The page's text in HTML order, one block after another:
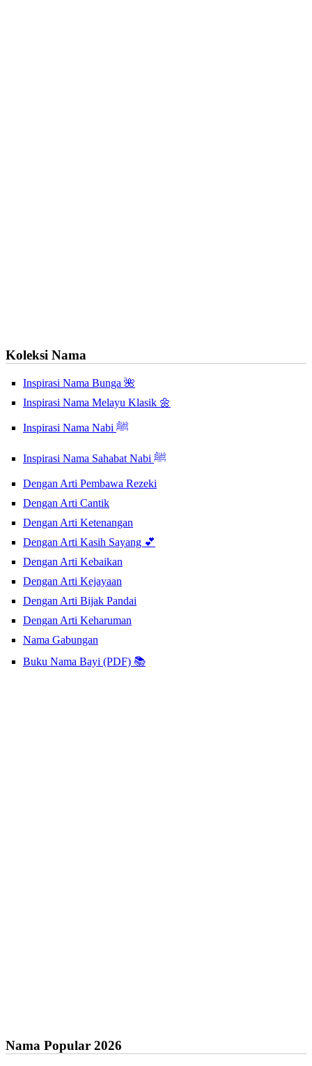
Koleksi Nama
Inspirasi Nama Bunga 🌺
Inspirasi Nama Melayu Klasik 🌼
Inspirasi Nama Nabi ﷺ
Inspirasi Nama Sahabat Nabi ﷺ
Dengan Arti Pembawa Rezeki
Dengan Arti Cantik
Dengan Arti Ketenangan
Dengan Arti Kasih Sayang 💕
Dengan Arti Kebaikan
Dengan Arti Kejayaan
Dengan Arti Bijak Pandai
Dengan Arti Keharuman
Nama Gabungan
Buku Nama Bayi (PDF) 📚
Nama Popular 2026